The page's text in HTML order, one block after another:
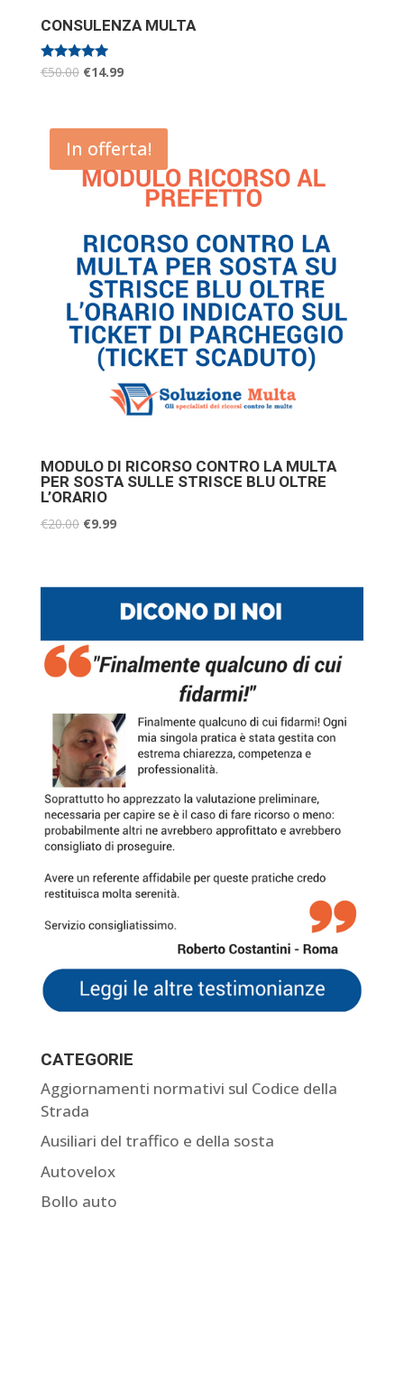
CONSULENZA MULTA
Valutato
€50.00 €14.99
In offerta!
MODULO DI RICORSO CONTRO LA MULTA
PER SOSTA SULLE STRISCE BLU OLTRE
L’ORARIO
€20.00 €9.99
CATEGORIE
Aggiornamenti normativi sul Codice della
Strada
Ausiliari del traffico e della sosta
Autovelox
Bollo auto